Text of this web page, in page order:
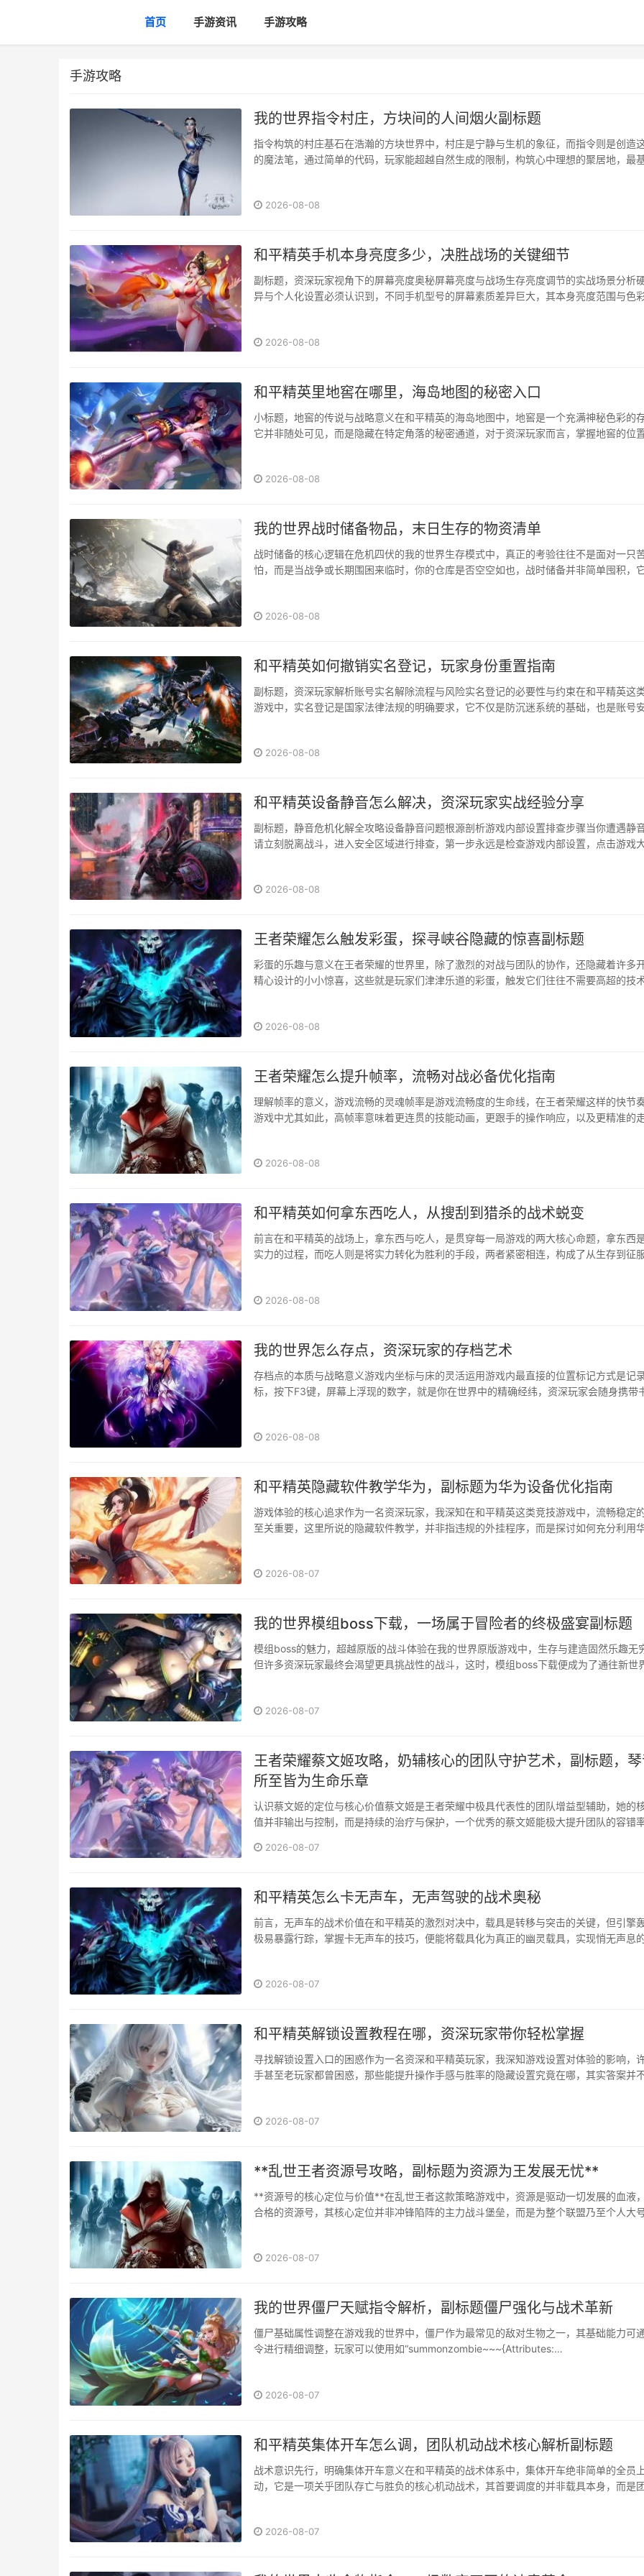
首页 手游资讯 手游攻略
手游攻略
我的世界指令村庄，方块间的人间烟火副标题
指令构筑的村庄基石在浩瀚的方块世界中，村庄是宁静与生机的象征，而指令则是创造
的魔法笔，通过简单的代码，玩家能超越自然生成的限制，构筑心中理想的聚居地，最
2026-08-08
和平精英手机本身亮度多少，决胜战场的关键细节
副标题，资深玩家视角下的屏幕亮度奥秘屏幕亮度与战场生存亮度调节的实战场景分析
异与个人化设置必须认识到，不同手机型号的屏幕素质差异巨大，其本身亮度范围与色
在保证画面细节不丢失的前···
2026-08-08
和平精英里地窖在哪里，海岛地图的秘密入口
小标题，地窖的传说与战略意义在和平精英的海岛地图中，地窖是一个充满神秘色彩的存
它并非随处可见，而是隐藏在特定角落的秘密通道，对于资深玩家而言，掌握地窖的位
2026-08-08
我的世界战时储备物品，末日生存的物资清单
战时储备的核心逻辑在危机四伏的我的世界生存模式中，真正的考验往往不是面对一只
怕，而是当战争或长期围困来临时，你的仓库是否空空如也，战时储备并非简单囤积，
2026-08-08
和平精英如何撤销实名登记，玩家身份重置指南
副标题，资深玩家解析账号实名解除流程与风险实名登记的必要性与约束在和平精英这
游戏中，实名登记是国家法律法规的明确要求，它不仅是防沉迷系统的基础，也是账号
2026-08-08
和平精英设备静音怎么解决，资深玩家实战经验分享
副标题，静音危机化解全攻略设备静音问题根源剖析游戏内部设置排查步骤当你遭遇静音
请立刻脱离战斗，进入安全区域进行排查，第一步永远是检查游戏内部设置，点击游戏
2026-08-08
王者荣耀怎么触发彩蛋，探寻峡谷隐藏的惊喜副标题
彩蛋的乐趣与意义在王者荣耀的世界里，除了激烈的对战与团队的协作，还隐藏着许多
精心设计的小小惊喜，这些就是玩家们津津乐道的彩蛋，触发它们往往不需要高超的技
2026-08-08
王者荣耀怎么提升帧率，流畅对战必备优化指南
理解帧率的意义，游戏流畅的灵魂帧率是游戏流畅度的生命线，在王者荣耀这样的快节
游戏中尤其如此，高帧率意味着更连贯的技能动画，更跟手的操作响应，以及更精准的
2026-08-08
和平精英如何拿东西吃人，从搜刮到猎杀的战术蜕变
前言在和平精英的战场上，拿东西与吃人，是贯穿每一局游戏的两大核心命题，拿东西
实力的过程，而吃人则是将实力转化为胜利的手段，两者紧密相连，构成了从生存到征
的第一分钟，就决定了本局···
2026-08-08
我的世界怎么存点，资深玩家的存档艺术
存档点的本质与战略意义游戏内坐标与床的灵活运用游戏内最直接的位置标记方式是记
标，按下F3键，屏幕上浮现的数字，就是你在世界中的精确经纬，资深玩家会随身携带
你能以更小的代价，向···
2026-08-08
和平精英隐藏软件教学华为，副标题为华为设备优化指南
游戏体验的核心追求作为一名资深玩家，我深知在和平精英这类竞技游戏中，流畅稳定
至关重要，这里所说的隐藏软件教学，并非指违规的外挂程序，而是探讨如何充分利用
2026-08-07
我的世界模组boss下载，一场属于冒险者的终极盛宴副标题
模组boss的魅力，超越原版的战斗体验在我的世界原版游戏中，生存与建造固然乐趣无
但许多资深玩家最终会渴望更具挑战性的战斗，这时，模组boss下载便成为了通往新世
2026-08-07
王者荣耀蔡文姬攻略，奶辅核心的团队守护艺术，副标题，
所至皆为生命乐章
认识蔡文姬的定位与核心价值蔡文姬是王者荣耀中极具代表性的团队增益型辅助，她的
值并非输出与控制，而是持续的治疗与保护，一个优秀的蔡文姬能极大提升团队的容错
好她需要深刻的团队意识和局势判断，她并非一个单打独斗的英雄，她的强弱完全取决于
2026-08-07
和平精英怎么卡无声车，无声驾驶的战术奥秘
前言，无声车的战术价值在和平精英的激烈对决中，载具是转移与突击的关键，但引擎
极易暴露行踪，掌握卡无声车的技巧，便能将载具化为真正的幽灵载具，实现悄无声息
2026-08-07
和平精英解锁设置教程在哪，资深玩家带你轻松掌握
寻找解锁设置入口的困惑作为一名资深和平精英玩家，我深知游戏设置对体验的影响，
手甚至老玩家都曾困惑，那些能提升操作手感与胜率的隐藏设置究竟在哪，其实答案并
2026-08-07
**乱世王者资源号攻略，副标题为资源为王发展无忧**
**资源号的核心定位与价值**在乱世王者这款策略游戏中，资源是驱动一切发展的血液
合格的资源号，其核心定位并非冲锋陷阵的主力战斗堡垒，而是为整个联盟乃至个人大
2026-08-07
我的世界僵尸天赋指令解析，副标题僵尸强化与战术革新
僵尸基础属性调整在游戏我的世界中，僵尸作为最常见的敌对生物之一，其基础能力可
令进行精细调整，玩家可以使用如“summonzombie~~~{Attributes:
“generic.movementSpee···
2026-08-07
和平精英集体开车怎么调，团队机动战术核心解析副标题
战术意识先行，明确集体开车意义在和平精英的战术体系中，集体开车绝非简单的全员
动，它是一项关乎团队存亡与胜负的核心机动战术，其首要调度的并非载具本身，而是
抑或是紧急撤离交火区域，其核心意义···
2026-08-07